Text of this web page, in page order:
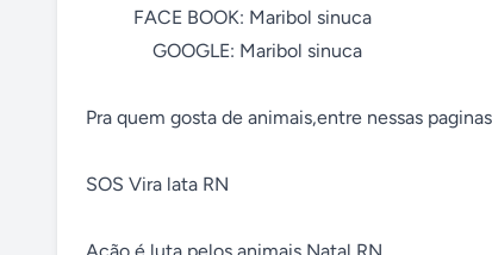
Pra quem gosta de animais,entre nessas
SOS Vira lata RN